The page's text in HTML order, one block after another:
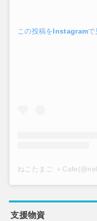
この投稿をInstagramで
支援物資